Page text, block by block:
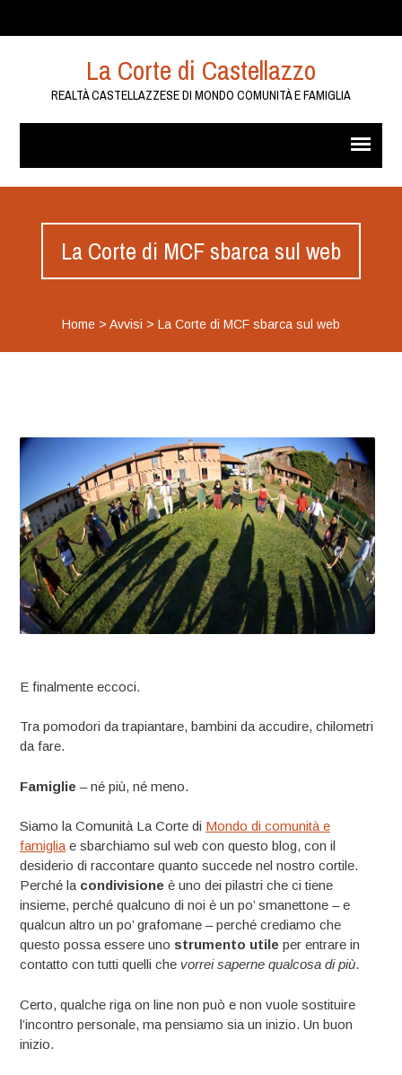
La Corte di Castellazzo
REALTÀ CASTELLAZZESE DI MONDO COMUNITÀ E FAMIGLIA
La Corte di MCF sbarca sul web
Home> Avvisi > La Corte di MCF sbarca sul web
E finalmente eccoci.
Tra pomodori da trapiantare, bambini da accudire, chilometri
da fare.
Famiglie – né più, né meno.
Siamo la Comunità La Corte di Mondo di comunità e
famiglia e sbarchiamo sul web con questo blog, con il
desiderio di raccontare quanto succede nel nostro cortile.
Perché la condivisione è uno dei pilastri che ci tiene
insieme, perché qualcuno di noi è un po’ smanettone – e
qualcun altro un po’ grafomane – perché crediamo che
questo possa essere uno strumento utile per entrare in
contatto con tutti quelli che vorrei saperne qualcosa di più.
Certo, qualche riga on line non può e non vuole sostituire
l’incontro personale, ma pensiamo sia un inizio. Un buon
inizio.